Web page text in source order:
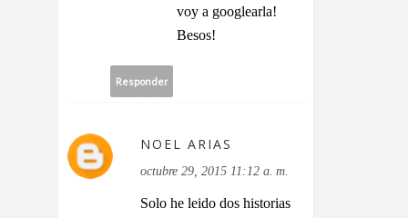
voy a googlearla!
Besos!
Responder
NOEL ARIAS
octubre 29, 2015 11:12 a. m.
Solo he leido dos historias